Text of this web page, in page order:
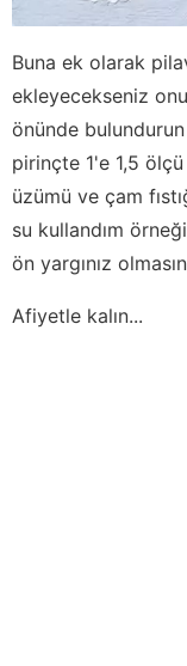
Buna ek olarak
ekleyecekseniz
önünde
pirinçte 1'e 1,5
üzümü ve çam
su kullandım
ön yargınız
Afiyetle kalın...